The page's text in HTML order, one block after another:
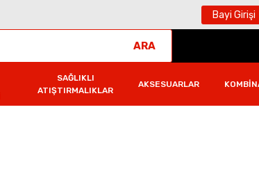
Bayi Girişi
ARA
SAĞLIKLI
ATIŞTIRMALIKLAR
AKSESUARLAR